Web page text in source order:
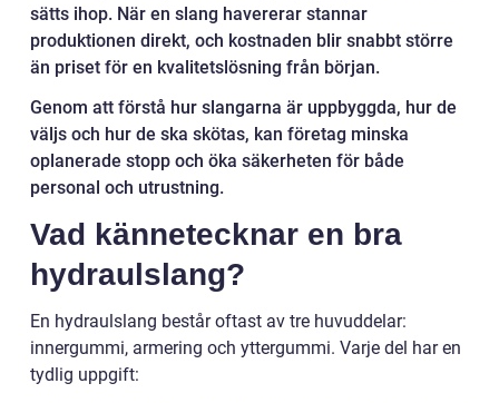
sätts ihop. När en slang havererar stannar
produktionen direkt, och kostnaden blir snabbt större
än priset för en kvalitetslösning från början.
Genom att förstå hur slangarna är uppbyggda, hur de
väljs och hur de ska skötas, kan företag minska
oplanerade stopp och öka säkerheten för både
personal och utrustning.
Vad kännetecknar en bra
hydraulslang?
En hydraulslang består oftast av tre huvuddelar:
innergummi, armering och yttergummi. Varje del har en
tydlig uppgift: